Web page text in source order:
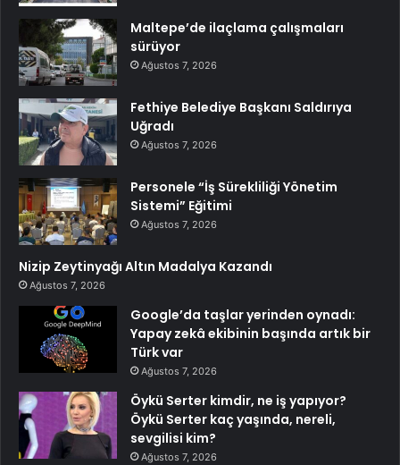
Maltepe’de ilaçlama çalışmaları
sürüyor
Ağustos 7, 2026
Fethiye Belediye Başkanı Saldırıya
Uğradı
Ağustos 7, 2026
Personele “İş Sürekliliği Yönetim
Sistemi” Eğitimi
Ağustos 7, 2026
Nizip Zeytinyağı Altın Madalya Kazandı
Ağustos 7, 2026
Google’da taşlar yerinden oynadı:
Yapay zekâ ekibinin başında artık bir
Türk var
Ağustos 7, 2026
Öykü Serter kimdir, ne iş yapıyor?
Öykü Serter kaç yaşında, nereli,
sevgilisi kim?
Ağustos 7, 2026